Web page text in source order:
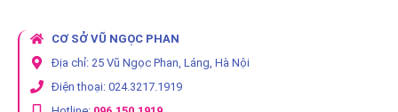
CƠ SỞ VŨ NGỌC PHAN
Địa chỉ: 25 Vũ Ngọc Phan, Láng, Hà Nội
Điện thoại: 024.3217.1919